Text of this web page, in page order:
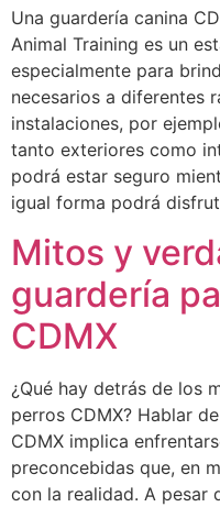
Una guardería canina
Animal Training es un
especialmente para
necesarios a diferentes
instalaciones, por
tanto exteriores como
podrá estar seguro
igual forma podrá
Mitos y
guardería
CDMX
¿Qué hay detrás de los
perros CDMX? Hablar
CDMX implica
preconcebidas que, en
con la realidad. A pesar